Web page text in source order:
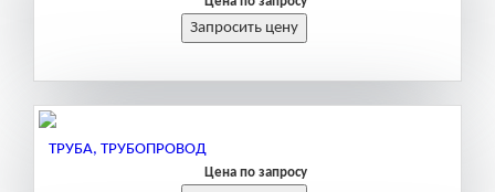
ТРУБА, ТРУБОПРОВОД
Цена по запросу